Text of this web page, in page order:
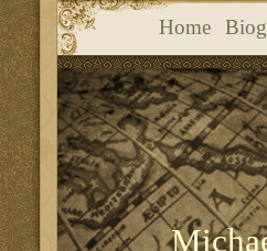
Home